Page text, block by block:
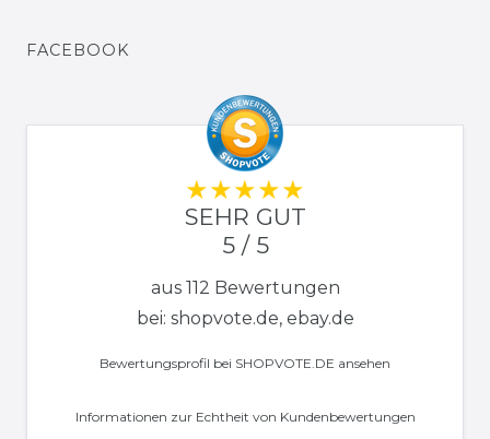
FACEBOOK
SEHR GUT
5 / 5
aus 112 Bewertungen
bei: shopvote.de, ebay.de
Bewertungsprofil bei SHOPVOTE.DE ansehen
Informationen zur Echtheit von Kundenbewertungen